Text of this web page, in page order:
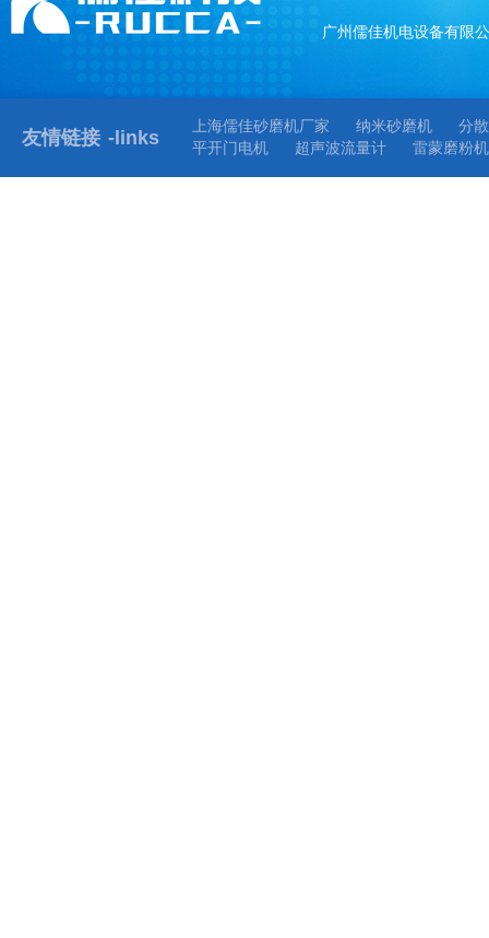
广州儒佳机电设备有限
友情链接 -links
上海儒佳砂磨机厂家 纳米砂磨机
分
平开门电机
超声波流量计 雷蒙磨粉机